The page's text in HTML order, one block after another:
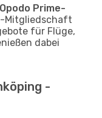
Prime-
Mitgliedschaft
für Flüge,
dabei
-